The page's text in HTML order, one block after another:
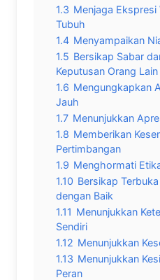
1.3 Menjaga Ekspresi
Tubuh
1.4 Menyampaikan
1.5 Bersikap Sabar
Keputusan Orang Lain
1.6 Mengungkapkan
Jauh
1.7 Menunjukkan
1.8 Memberikan
Pertimbangan
1.9 Menghormati
1.10 Bersikap
dengan Baik
1.11 Menunjukkan
Sendiri
1.12 Menunjukkan
1.13 Menunjukkan
Peran